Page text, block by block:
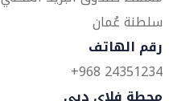
سلطنة عُمان
رقم الهاتف
24351234 968+